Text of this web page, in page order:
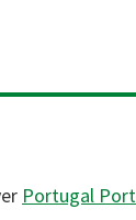
Portugal